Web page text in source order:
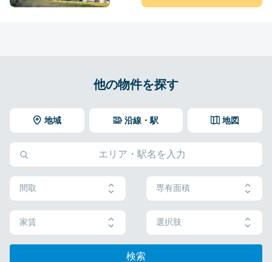
他の物件を探す
地域 地図
沿線・駅
間取 専有面積
家賃 選択肢
検索